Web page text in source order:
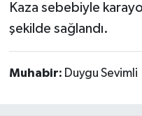
Kaza sebebiyle
şekilde sağlandı.
Muhabir: Duygu Sevimli